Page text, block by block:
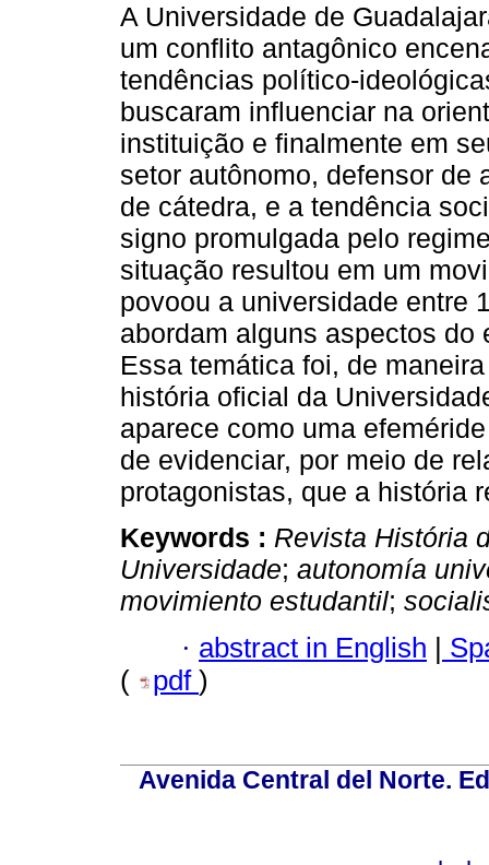
A Universidade de
um conflito antagônico
tendências político-
buscaram influenciar na
instituição e finalmente em
setor autônomo, defensor de
de cátedra, e a tendência
signo promulgada pelo
situação resultou em um
povoou a universidade entre
abordam alguns aspectos
Essa temática foi, de
história oficial da
aparece como uma
de evidenciar, por meio de
protagonistas, que a história
Keywords : Revista História
Universidade; autonomía
movimiento estudantil;
· abstract in English |
(
pdf )
Avenida Central del Norte.